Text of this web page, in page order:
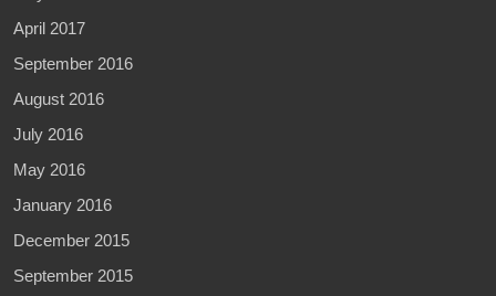
April 2017
September 2016
August 2016
July 2016
May 2016
January 2016
December 2015
September 2015